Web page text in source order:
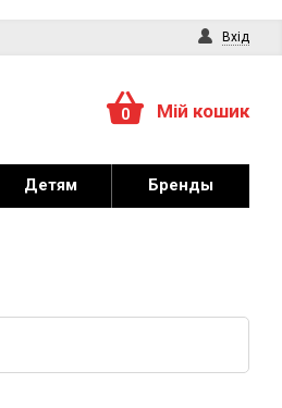
Вхід
0 Мій кошик
Детям Бренды